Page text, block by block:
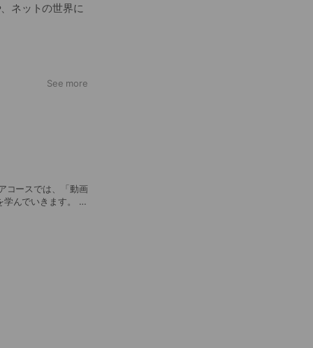
ネットの世界に
カラを育てま
える力」や、
たち一人ひとり
てみませんか？
ウンジ）を開
See more
コースでは、「動画
でいきます。 個